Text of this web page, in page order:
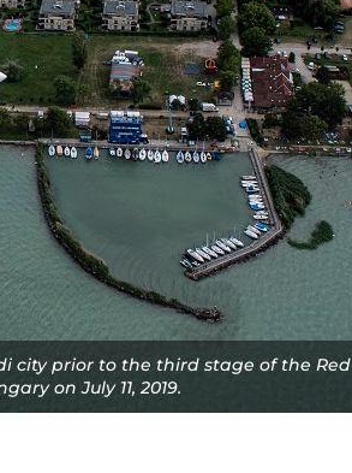
city prior to the third stage of the Red
on July 11, 2019.